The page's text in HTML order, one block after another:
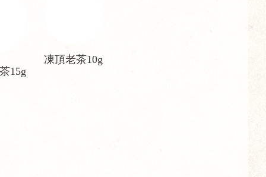
15g
凍頂老茶10g